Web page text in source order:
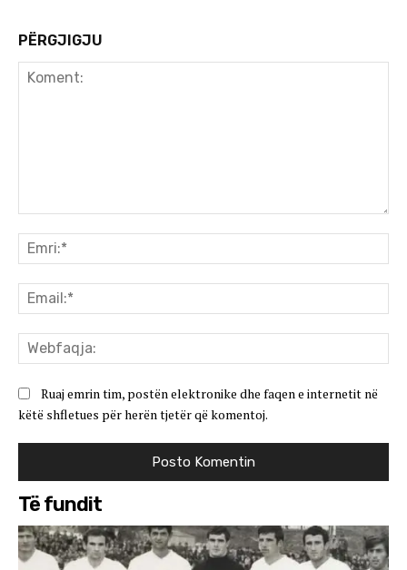
PËRGJIGJU
Ruaj emrin tim, postën elektronike dhe faqen e internetit në
këtë shfletues për herën tjetër që komentoj.
Të fundit